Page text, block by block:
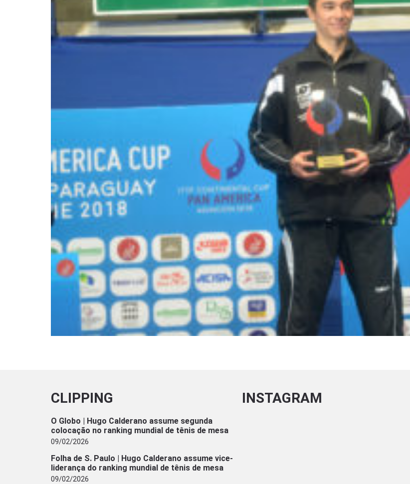
CLIPPING
O Globo | Hugo Calderano assume segunda
colocação no ranking mundial de tênis de mesa
09/02/2026
Folha de S. Paulo | Hugo Calderano assume vice-
liderança do ranking mundial de tênis de mesa
09/02/2026
INSTAGRAM